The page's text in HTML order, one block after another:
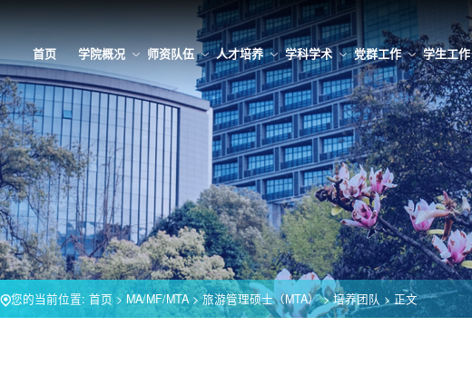
首页 学院概况 师资队伍 人才培养 学科学术 党群工作 学生工作
您的当前位置: 首页>MA/MF/MTA>旅游管理硕士（MTA）>培养团队 > 正文